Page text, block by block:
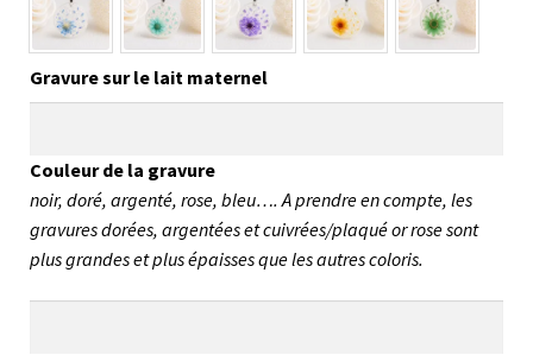
Gravure sur le lait maternel
Couleur de la gravure
noir, doré, argenté, rose, bleu…. A prendre en compte, les
gravures dorées, argentées et cuivrées/plaqué or rose sont
plus grandes et plus épaisses que les autres coloris.